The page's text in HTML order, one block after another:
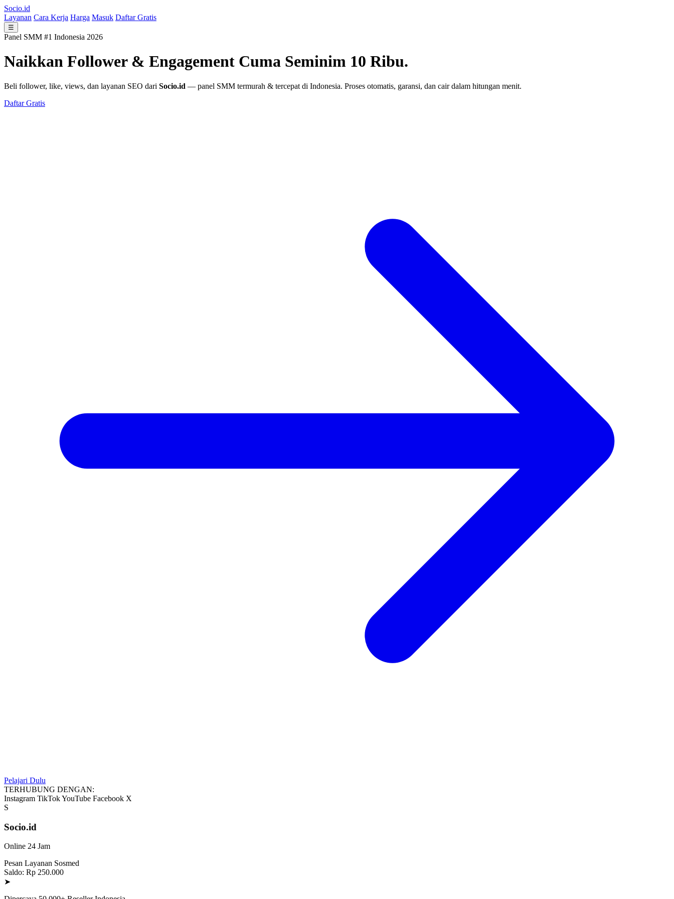
Socio.id
Layanan Cara Kerja Harga Masuk Daftar Gratis
☰
Panel SMM #1 Indonesia 2026
Naikkan Follower & Engagement Cuma Seminim 10 Ribu.
Beli follower, like, views, dan layanan SEO dari Socio.id — panel SMM termurah & tercepat di Indonesia. Proses otomatis, garansi, dan cair dalam hitungan menit.
Daftar Gratis
Pelajari Dulu
TERHUBUNG DENGAN:
Instagram TikTokYouTube Facebook X
S
Socio.id
Online 24 Jam
Pesan Layanan Sosmed
Saldo: Rp 250.000
➤